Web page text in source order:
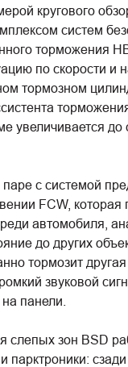
кругового
систем
торможения
по скорости и
тормозном
увеличивается
паре с системой
FCW, которая
автомобиля,
до других
тормозит
звуковой
панели.
слепых зон BSD
парктроники: